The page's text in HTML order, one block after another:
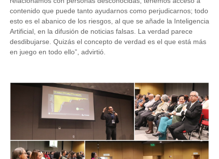
contenido que puede tanto ayudarnos como perjudicarnos; todo
esto es el abanico de los riesgos, al que se añade la Inteligencia
Artificial, en la difusión de noticias falsas. La verdad parece
desdibujarse. Quizás el concepto de verdad es el que está más
en juego en todo ello”, advirtió.